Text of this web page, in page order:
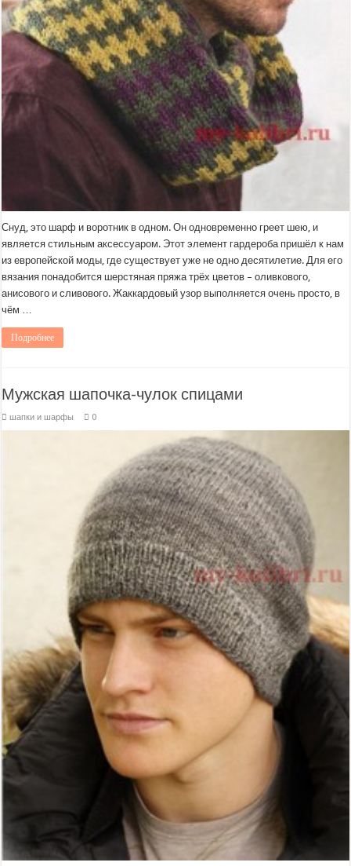
Снуд, это шарф и воротник в одном. Он одновременно греет шею, и
является стильным аксессуаром. Этот элемент гардероба пришёл к нам
из европейской моды, где существует уже не одно десятилетие. Для его
вязания понадобится шерстяная пряжа трёх цветов – оливкового,
анисового и сливового. Жаккардовый узор выполняется очень просто, в
чём …
Подробнее
Мужская шапочка-чулок спицами
шапки и шарфы 0